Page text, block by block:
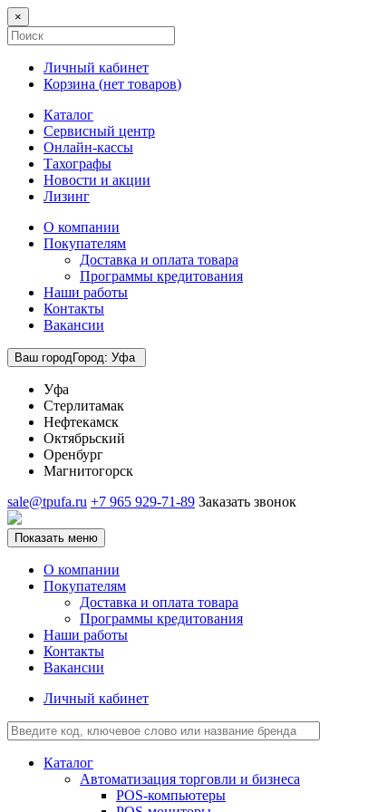
×
Личный кабинет
Корзина (нет товаров)
Каталог
Сервисный центр
Онлайн-кассы
Тахографы
Новости и акции
Лизинг
О компании
Покупателям
Доставка и оплата товара
Программы кредитования
Наши работы
Контакты
Вакансии
Ваш городГород: Уфа
Уфа
Стерлитамак
Нефтекамск
Октябрьский
Оренбург
Магнитогорск
sale@tpufa.ru +7 965 929-71-89 Заказать звонок
Показать меню
О компании
Покупателям
Доставка и оплата товара
Программы кредитования
Наши работы
Контакты
Вакансии
Личный кабинет
Каталог
Автоматизация торговли и бизнеса
POS-компьютеры